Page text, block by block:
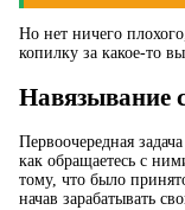
Но нет ничего
копилку за какое-то
Навязывание
Первоочередная
как обращаетесь с
тому, что было
начав зарабатывать